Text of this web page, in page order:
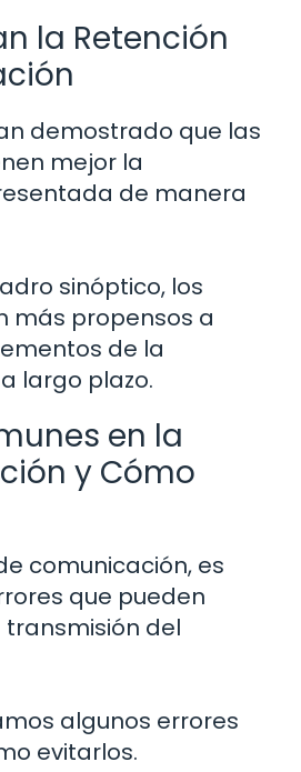
la Retención
demostrado que las
mejor la
de manera
sinóptico, los
más propensos a
de la
largo plazo.
en la
y Cómo
comunicación, es
que pueden
del
algunos errores
evitarlos.